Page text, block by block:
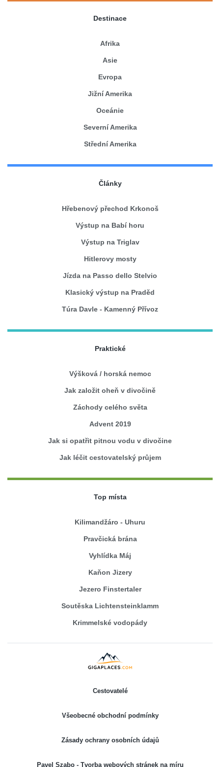
Destinace
Afrika
Asie
Evropa
Jižní Amerika
Oceánie
Severní Amerika
Střední Amerika
Články
Hřebenový přechod Krkonoš
Výstup na Babí horu
Výstup na Triglav
Hitlerovy mosty
Jízda na Passo dello Stelvio
Klasický výstup na Praděd
Túra Davle - Kamenný Přívoz
Praktické
Výšková / horská nemoc
Jak založit oheň v divočině
Záchody celého světa
Advent 2019
Jak si opatřit pitnou vodu v divočine
Jak léčit cestovatelský průjem
Top místa
Kilimandžáro - Uhuru
Pravčická brána
Vyhlídka Máj
Kaňon Jizery
Jezero Finstertaler
Soutěska Lichtensteinklamm
Krimmelské vodopády
Cestovatelé
Všeobecné obchodní podmínky
Zásady ochrany osobních údajů
Pavel Szabo - Tvorba webových stránek na míru